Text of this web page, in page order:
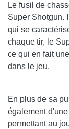
Le fusil de
Super Shotgun.
qui se
chaque tir, le
ce qui en fait
dans le jeu.
En plus de sa
également
permettant au